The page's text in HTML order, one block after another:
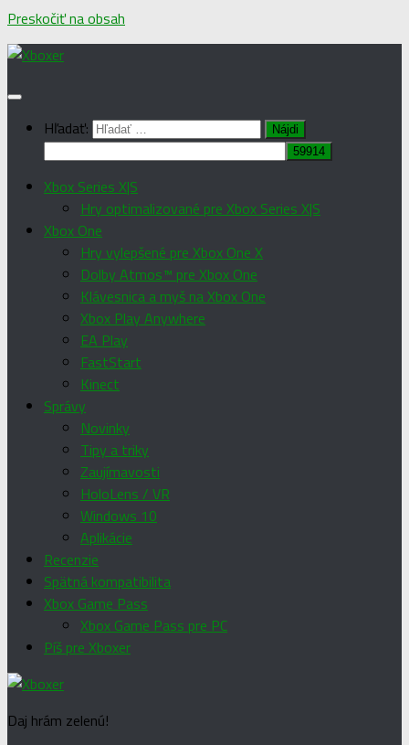
Preskočiť na obsah
Hľadať:
Xbox Series X|S
Hry optimalizované pre Xbox Series X|S
Xbox One
Hry vylepšené pre Xbox One X
Dolby Atmos™ pre Xbox One
Klávesnica a myš na Xbox One
Xbox Play Anywhere
EA Play
FastStart
Kinect
Správy
Novinky
Tipy a triky
Zaujímavosti
HoloLens / VR
Windows 10
Aplikácie
Recenzie
Spätná kompatibilita
Xbox Game Pass
Xbox Game Pass pre PC
Píš pre Xboxer
Daj hrám zelenú!